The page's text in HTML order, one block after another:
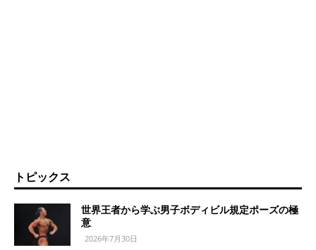
トピックス
世界王者から学ぶ男子ボディビル規定ポーズの極
意
2026年7月30日